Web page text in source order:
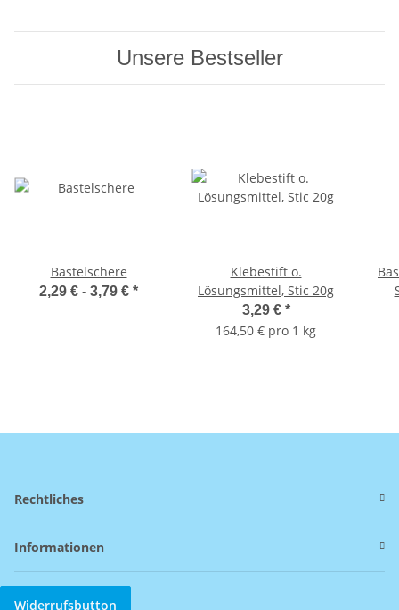
Unsere Bestseller
Bastelschere
2,29 € - 3,79 € *
Klebestift o.
Lösungsmittel, Stic 20g
3,29 € *
164,50 € pro 1 kg
Rechtliches
Informationen
Widerrufsbutton